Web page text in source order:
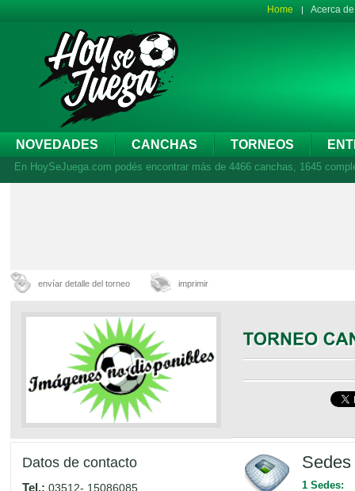
Home Acerca
NOVEDADES CANCHAS TORNEOS
En HoySeJuega.com podés encontrar más de 4466 canchas, 1645
envíar detalle del torneo imprimir
Datos de contacto
Tel.: 03512- 15086085
1 Sedes: